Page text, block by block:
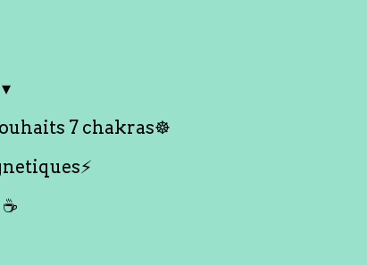
7 chakras☸️